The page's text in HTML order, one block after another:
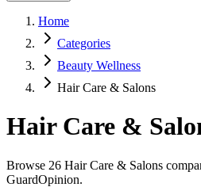
Home
Categories
Beauty Wellness
Hair Care & Salons
Hair Care &
Browse 26 Hair Care & Salons
GuardOpinion.